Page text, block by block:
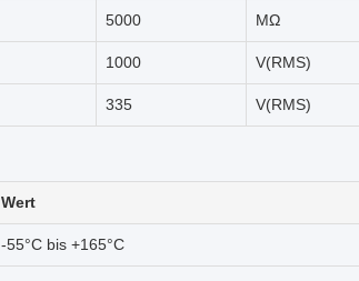
5000 MΩ
1000 V(RMS)
335 V(RMS)
Wert
-55°C bis +165°C